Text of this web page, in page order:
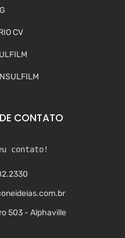
CV
CONTATO
contato!
503 - Alphaville